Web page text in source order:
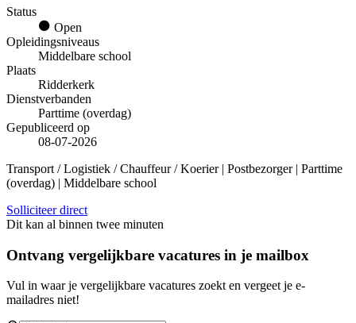
Status
Open
Opleidingsniveaus
Middelbare school
Plaats
Ridderkerk
Dienstverbanden
Parttime (overdag)
Gepubliceerd op
08-07-2026
Transport / Logistiek / Chauffeur / Koerier | Postbezorger | Parttime
(overdag) | Middelbare school
Solliciteer direct
Dit kan al binnen twee minuten
Ontvang vergelijkbare vacatures in je mailbox
Vul in waar je vergelijkbare vacatures zoekt en vergeet je e-
mailadres niet!